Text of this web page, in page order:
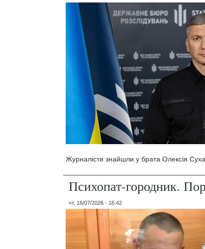
Журналісти знайшли у брата Олексія
Психопат-городник.
чт, 16/07/2026 - 16:42